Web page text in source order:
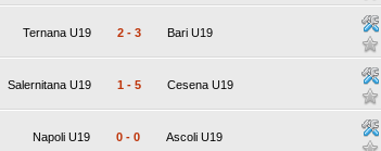
Ternana U19 2 - 3 Bari U19
Salernitana U19 1 - 5 Cesena U19
Napoli U19 0 - 0 Ascoli U19